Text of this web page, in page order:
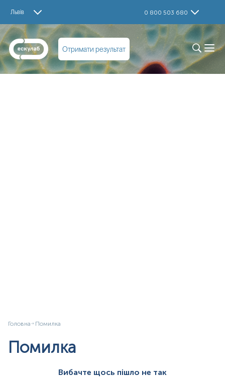
Львів 0 800 503 680
Отримати результат
Головна Помилка
Помилка
Вибачте щось пішло не так